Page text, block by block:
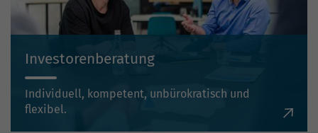
Investorenberatung
Individuell, kompetent, unbürokratisch und
flexibel.